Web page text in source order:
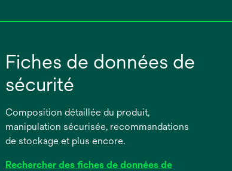
Fiches de données de
sécurité
Composition détaillée du produit,
manipulation sécurisée, recommandations
de stockage et plus encore.
Rechercher des fiches de données de